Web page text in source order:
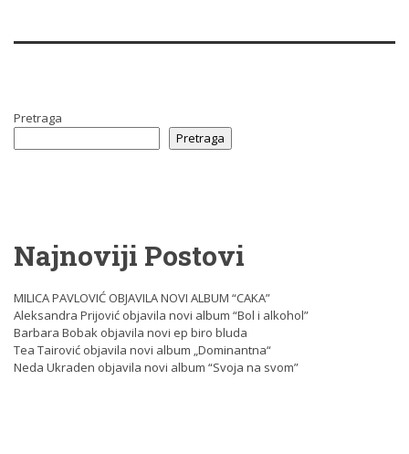
Pretraga
Pretraga
Najnoviji Postovi
MILICA PAVLOVIĆ OBJAVILA NOVI ALBUM “CAKA”
Aleksandra Prijović objavila novi album “Bol i alkohol”
Barbara Bobak objavila novi ep biro bluda
Tea Tairović objavila novi album „Dominantna“
Neda Ukraden objavila novi album “Svoja na svom”